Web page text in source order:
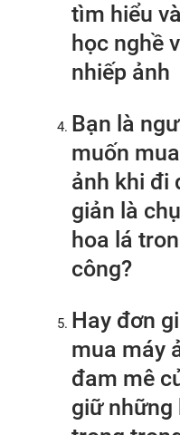
tìm hiểu
học nghề
nhiếp ảnh
Bạn là
muốn
ảnh khi đi
giản là
hoa lá
công?
Hay đơn
mua máy
đam mê
giữ những